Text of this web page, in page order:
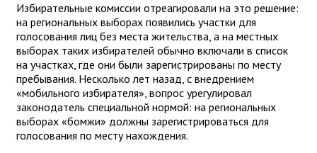
Избирательные комиссии отреагировали на это решение:
на региональных выборах появились участки для
голосования лиц без места жительства, а на местных
выборах таких избирателей обычно включали в список
на участках, где они были зарегистрированы по месту
пребывания. Несколько лет назад, с внедрением
«мобильного избирателя», вопрос урегулировал
законодатель специальной нормой: на региональных
выборах «бомжи» должны зарегистрироваться для
голосования по месту нахождения.